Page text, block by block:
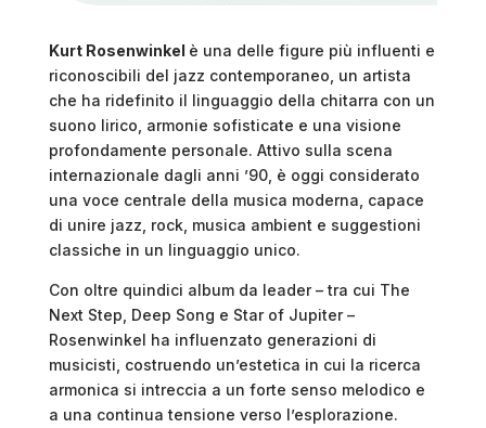
Kurt Rosenwinkel è una delle figure più influenti e
riconoscibili del jazz contemporaneo, un artista
che ha ridefinito il linguaggio della chitarra con un
suono lirico, armonie sofisticate e una visione
profondamente personale. Attivo sulla scena
internazionale dagli anni ’90, è oggi considerato
una voce centrale della musica moderna, capace
di unire jazz, rock, musica ambient e suggestioni
classiche in un linguaggio unico.
Con oltre quindici album da leader – tra cui The
Next Step, Deep Song e Star of Jupiter –
Rosenwinkel ha influenzato generazioni di
musicisti, costruendo un’estetica in cui la ricerca
armonica si intreccia a un forte senso melodico e
a una continua tensione verso l’esplorazione.